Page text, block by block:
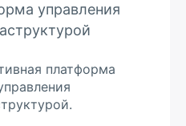
управления
платформа